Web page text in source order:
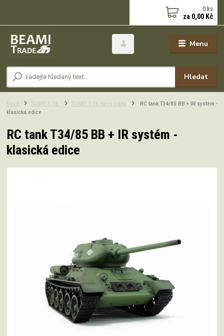
Menu
Hledat
0 ks
za 0,00 Kč
Úvod TANKY 1:16 TANKY 1:16 Heng Long
RC tank T34/85 BB + IR systém -
klasická edice
RC tank T34/85 BB + IR systém -
klasická edice